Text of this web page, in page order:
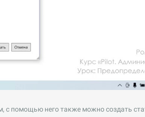
с помощью него также можно создать